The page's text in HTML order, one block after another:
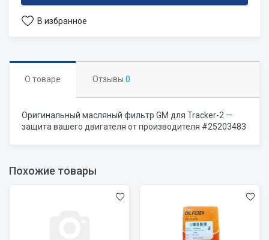
В избранное
О товаре Отзывы 0
Оригинальный масляный фильтр GM для Tracker-2 —
защита вашего двигателя от производителя #25203483
Похожие товары